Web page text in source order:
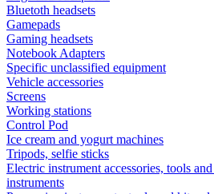
Bluetoth headsets
Gamepads
Gaming headsets
Notebook Adapters
Specific unclassified equipment
Vehicle accessories
Screens
Working stations
Control Pod
Ice cream and yogurt machines
Tripods, selfie sticks
Electric instrument accessories, tools
instruments